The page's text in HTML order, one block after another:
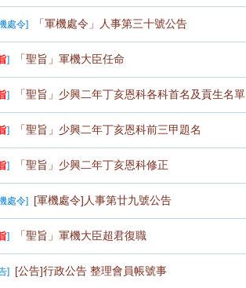
處令] 「軍機處令」人事第三十號公告
] 「聖旨」軍機大臣任命
] 「聖旨」少興二年丁亥恩科各科首名及貢生名單
] 「聖旨」少興二年丁亥恩科前三甲題名
] 「聖旨」少興二年丁亥恩科修正
處令] [軍機處令]人事第廿九號公告
] 「聖旨」軍機大臣超君復職
] [公告]行政公告 整理會員帳號事